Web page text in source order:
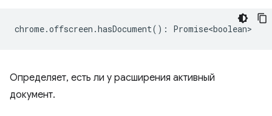
chrome.offscreen .hasDocument() : Promise<boolean>
Определяет, есть ли у расширения активный
документ.